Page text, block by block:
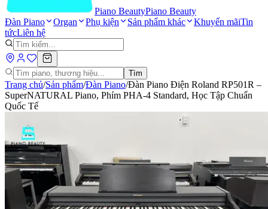
Piano BeautyPiano Beauty
Đàn Piano
Organ Phụ kiện Sản phẩm khác Khuyến mãiTin
tứcLiên hệ
Tìm
Trang chủ/Sản phẩm/Đàn Piano/Đàn Piano Điện Roland RP501R –
SuperNATURAL Piano, Phím PHA-4 Standard, Học Tập Chuẩn
Quốc Tế